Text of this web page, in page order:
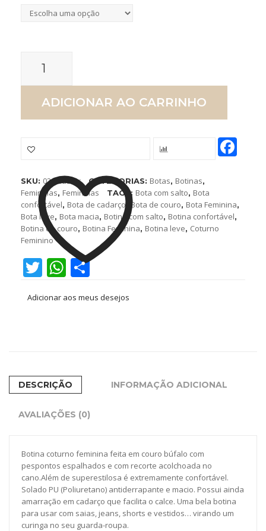
Botina
Coturno
Confortável
Elegante
quantidade
ADICIONAR AO CARRINHO
Adicionar aos meus desejos
SKU: 020 Castor CATEGORIAS: Botas, Botinas,
Femininas, Femininas TAGS: Bota com salto, Bota
confortável, Bota de cadarço Bota de couro, Bota Feminina,
Bota leve, Bota macia, Botina com salto, Botina confortável,
Botina de couro, Botina Feminina, Botina leve, Coturno
Feminino
TwitterWhatsApp
Share
DESCRIÇÃO INFORMAÇÃO ADICIONAL
AVALIAÇÕES (0)
Botina coturno feminina feita em couro búfalo com
pespontos espalhados e com recorte acolchoada no
cano.Além de superestilosa é extremamente confortável.
Solado PU (Poliuretano) antiderrapante e macio. Possui ainda
amarração em cadarço que facilita o calce. Uma bela botina
para usar com saias, jeans, shorts e vestidos… virando um
curinga no seu guarda-roupa.